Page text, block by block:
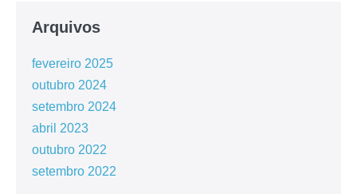
Arquivos
fevereiro 2025
outubro 2024
setembro 2024
abril 2023
outubro 2022
setembro 2022